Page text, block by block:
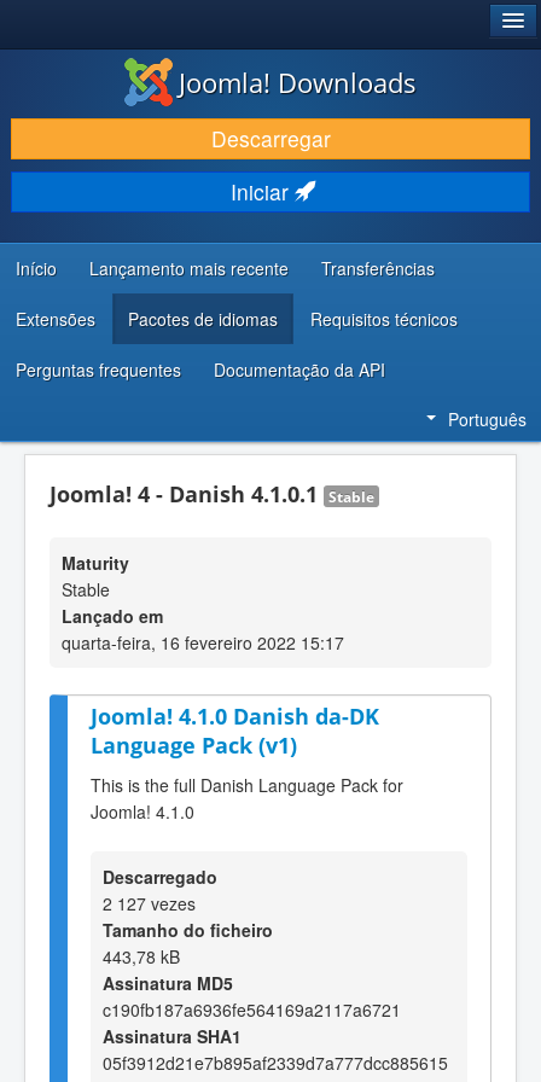
DESCARREGAR E EVOLUIR
DESCOBRIR E APRENDER
COMUNIDADE E SUPORTE
RECURSOS PARA PROGRAMADORES
Joomla! Downloads
Descarregar
Iniciar
Início Lançamento mais recente Transferências
Extensões Pacotes de idiomas Requisitos técnicos
Perguntas frequentes Documentação da API
Português
Joomla! 4 - Danish 4.1.0.1 Stable
Maturity
Stable
Lançado em
quarta-feira, 16 fevereiro 2022 15:17
Joomla! 4.1.0 Danish da-DK
Language Pack (v1)
This is the full Danish Language Pack for
Joomla! 4.1.0
Descarregado
2 127 vezes
Tamanho do ficheiro
443,78 kB
Assinatura MD5
c190fb187a6936fe564169a2117a6721
Assinatura SHA1
05f3912d21e7b895af2339d7a777dcc885615